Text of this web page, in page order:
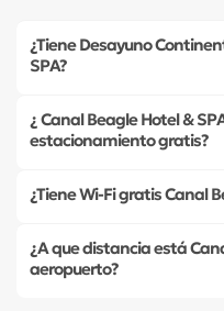
¿Tiene Desayuno
SPA?
¿ Canal Beagle Hotel &
estacionamiento gratis?
¿Tiene Wi-Fi gratis Canal
¿A que distancia está
aeropuerto?